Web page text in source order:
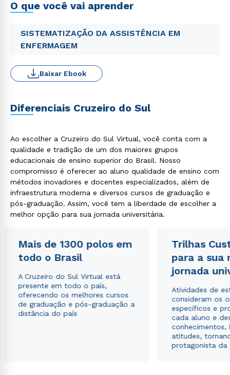
O que você vai aprender
SISTEMATIZAÇÃO DA ASSISTÊNCIA EM
ENFERMAGEM
Baixar Ebook
Diferenciais Cruzeiro do Sul
Ao escolher a Cruzeiro do Sul Virtual, você conta com a
qualidade e tradição de um dos maiores grupos
educacionais de ensino superior do Brasil. Nosso
compromisso é oferecer ao aluno qualidade de ensino com
métodos inovadores e docentes especializados, além de
infraestrutura moderna e diversos cursos de graduação e
pós-graduação. Assim, você tem a liberdade de escolher a
melhor opção para sua jornada universitária.
Mais de 1300 polos em
todo o Brasil
A Cruzeiro do Sul Virtual está
presente em todo o país,
oferecendo os melhores cursos
de graduação e pós-graduação a
distância do país
Trilhas
para a sua
jornada
Atividades de
consideram os
específicos e
cada aluno e
conhecimentos,
atitudes,
protagonista da